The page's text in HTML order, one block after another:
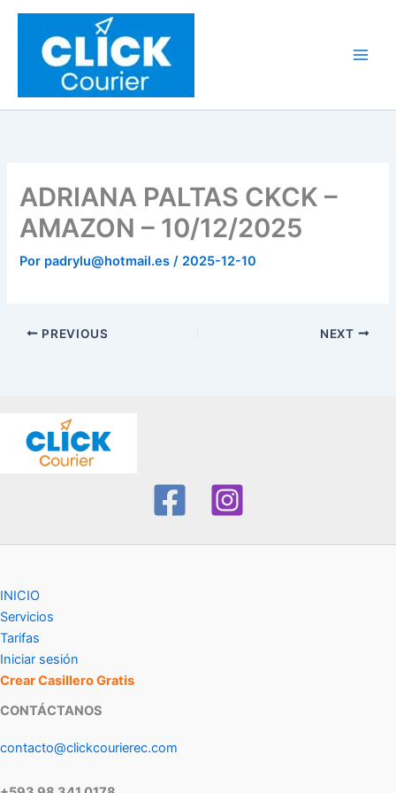
contenido
ADRIANA PALTAS CKCK –
AMAZON – 10/12/2025
Por padrylu@hotmail.es/ 2025-12-10
PREVIOUS NEXT
INICIO
Servicios
Tarifas
Iniciar sesión
Crear Casillero Gratis
CONTÁCTANOS
contacto@clickcourierec.com